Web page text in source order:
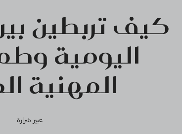
كيف تربطين
اليومية
المهنية
عبير شرارة